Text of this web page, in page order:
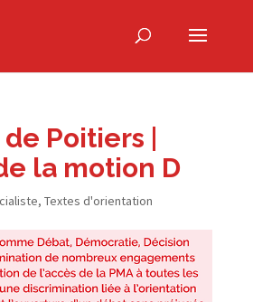
Poitiers |
la motion D
, Textes d'orientation